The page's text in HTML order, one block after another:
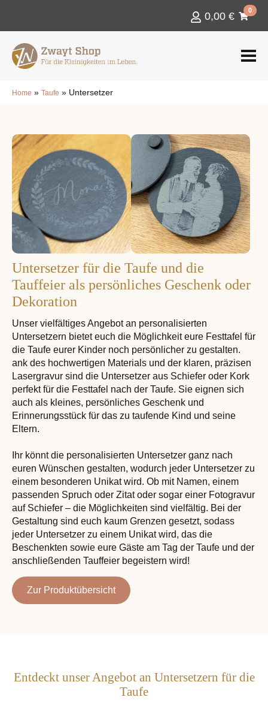
0,00 € 0
Home » Taufe » Untersetzer
Untersetzer für die Taufe und die
Tauffeier als persönliches Geschenk oder
Dekoration
Unser vielfältiges Angebot an personalisierten
Untersetzern bietet euch die Möglichkeit eure Festtafel für
die Taufe eurer Kinder noch persönlicher zu gestalten.
ank des hochwertigen Materials und der klaren, präzisen
Lasergravur sind die Untersetzer aus Schiefer oder Kork
perfekt für die Festtafel nach der Taufe. Sie eignen sich
auch als kleines, persönliches Geschenk und
Erinnerungsstück für das zu taufende Kind und seine
Eltern.
Ihr könnt die personalisierten Untersetzer ganz nach
euren Wünschen gestalten, wodurch jeder Untersetzer zu
einem besonderen Unikat wird. Ob mit Namen, einem
passenden Spruch oder Zitat oder sogar einer Fotogravur
auf Schiefer – die Möglichkeiten sind vielfältig. Bei der
Gestaltung sind euch kaum Grenzen gesetzt, sodass
jeder Untersetzer zu einem Unikat wird, das die
Beschenkten sowie eure Gäste am Tag der Taufe und der
anschließenden Tauffeier begeistern wird!
Zur Produktübersicht
Entdeckt unser Angebot an Untersetzern für die
Taufe